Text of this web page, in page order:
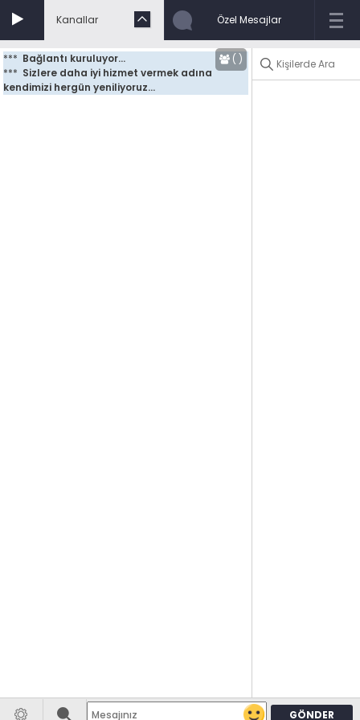
Kanallar Özel Mesajlar
( )
*** Bağlantı kuruluyor...
*** Sizlere daha iyi hizmet vermek adına
kendimizi hergün yeniliyoruz...
GÖNDER